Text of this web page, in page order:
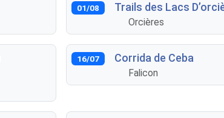
01/08 Trails des Lacs
Orcières
16/07 Corrida de Ceba
Falicon